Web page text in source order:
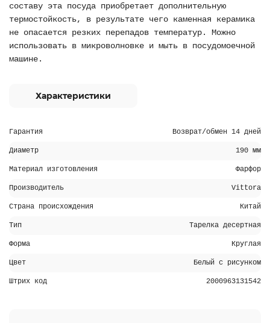
составу эта посуда приобретает дополнительную
термостойкость, в результате чего каменная керамика
не опасается резких перепадов температур. Можно
использовать в микроволновке и мыть в посудомоечной
машине.
Характеристики
Гарантия Возврат/обмен 14 дней
Диаметр 190 мм
Материал изготовления Фарфор
Производитель Vittora
Страна происхождения Китай
Тип Тарелка десертная
Форма Круглая
Цвет Белый с рисунком
Штрих код 2000963131542